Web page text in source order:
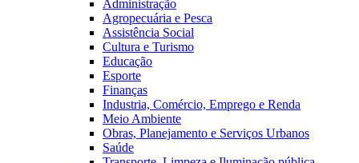
Administração
Agropecuária e Pesca
Assistência Social
Cultura e Turismo
Educação
Esporte
Finanças
Industria, Comércio, Emprego e Renda
Meio Ambiente
Obras, Planejamento e Serviços Urbanos
Saúde